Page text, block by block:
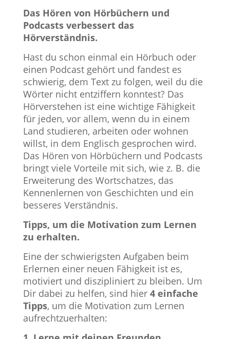
Das Hören von Hörbüchern und
Podcasts verbessert das
Hörverständnis.
Hast du schon einmal ein Hörbuch oder
einen Podcast gehört und fandest es
schwierig, dem Text zu folgen, weil du die
Wörter nicht entziffern konntest? Das
Hörverstehen ist eine wichtige Fähigkeit
für jeden, vor allem, wenn du in einem
Land studieren, arbeiten oder wohnen
willst, in dem Englisch gesprochen wird.
Das Hören von Hörbüchern und Podcasts
bringt viele Vorteile mit sich, wie z. B. die
Erweiterung des Wortschatzes, das
Kennenlernen von Geschichten und ein
besseres Verständnis.
Tipps, um die Motivation zum Lernen
zu erhalten.
Eine der schwierigsten Aufgaben beim
Erlernen einer neuen Fähigkeit ist es,
motiviert und diszipliniert zu bleiben. Um
Dir dabei zu helfen, sind hier 4 einfache
Tipps, um die Motivation zum Lernen
aufrechtzuerhalten: